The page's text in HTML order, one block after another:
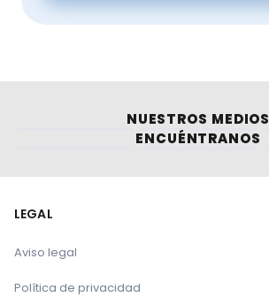
NUESTROS MEDIOS
ENCUÉNTRANOS
LEGAL
Aviso legal
Política de privacidad